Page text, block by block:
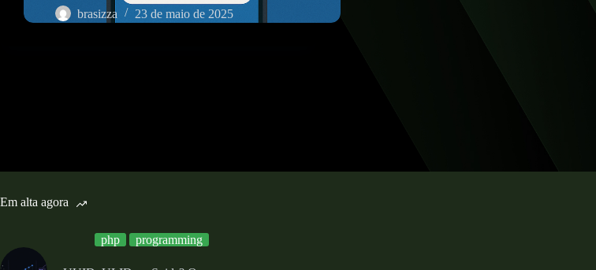
brasizza
23 de maio de 2025
Em alta agora
php programming